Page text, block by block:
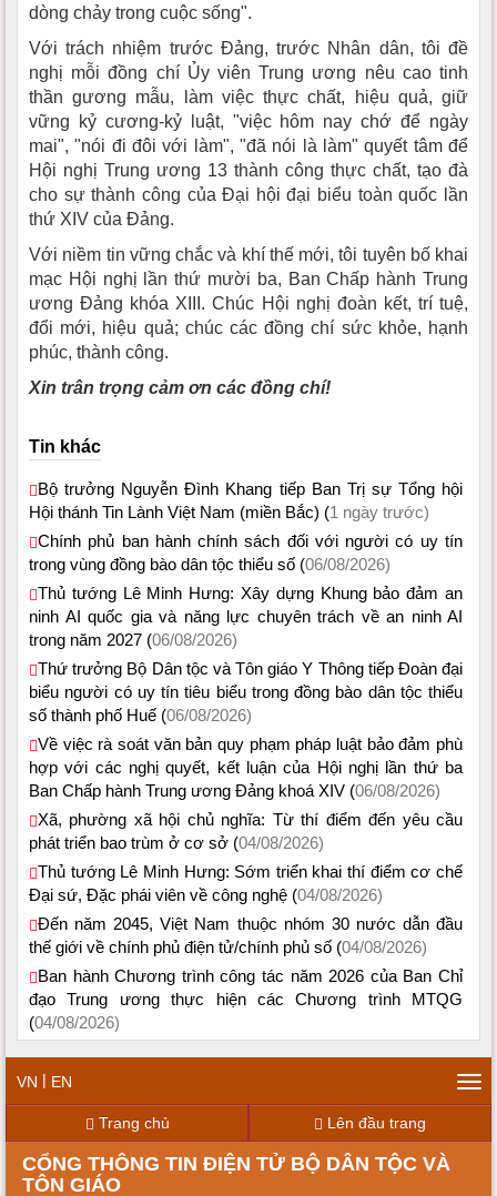
dòng chảy trong cuộc sống".
Với trách nhiệm trước Đảng, trước Nhân dân, tôi đề
nghị mỗi đồng chí Ủy viên Trung ương nêu cao tinh
thần gương mẫu, làm việc thực chất, hiệu quả, giữ
vững kỷ cương-kỷ luật, "việc hôm nay chớ để ngày
mai", "nói đi đôi với làm", "đã nói là làm" quyết tâm để
Hội nghị Trung ương 13 thành công thực chất, tạo đà
cho sự thành công của Đại hội đại biểu toàn quốc lần
thứ XIV của Đảng.
Với niềm tin vững chắc và khí thế mới, tôi tuyên bố khai
mạc Hội nghị lần thứ mười ba, Ban Chấp hành Trung
ương Đảng khóa XIII. Chúc Hội nghị đoàn kết, trí tuệ,
đổi mới, hiệu quả; chúc các đồng chí sức khỏe, hạnh
phúc, thành công.
Xin trân trọng cảm ơn các đồng chí!
Tin khác
Bộ trưởng Nguyễn Đình Khang tiếp Ban Trị sự Tổng hội
Hội thánh Tin Lành Việt Nam (miền Bắc) (1 ngày trước)
Chính phủ ban hành chính sách đối với người có uy tín
trong vùng đồng bào dân tộc thiểu số (06/08/2026)
Thủ tướng Lê Minh Hưng: Xây dựng Khung bảo đảm an
ninh AI quốc gia và năng lực chuyên trách về an ninh AI
trong năm 2027 (06/08/2026)
Thứ trưởng Bộ Dân tộc và Tôn giáo Y Thông tiếp Đoàn đại
biểu người có uy tín tiêu biểu trong đồng bào dân tộc thiểu
số thành phố Huế (06/08/2026)
Về việc rà soát văn bản quy phạm pháp luật bảo đảm phù
hợp với các nghị quyết, kết luận của Hội nghị lần thứ ba
Ban Chấp hành Trung ương Đảng khoá XIV (06/08/2026)
Xã, phường xã hội chủ nghĩa: Từ thí điểm đến yêu cầu
phát triển bao trùm ở cơ sở (04/08/2026)
Thủ tướng Lê Minh Hưng: Sớm triển khai thí điểm cơ chế
Đại sứ, Đặc phái viên về công nghệ (04/08/2026)
Đến năm 2045, Việt Nam thuộc nhóm 30 nước dẫn đầu
thế giới về chính phủ điện tử/chính phủ số (04/08/2026)
Ban hành Chương trình công tác năm 2026 của Ban Chỉ
đạo Trung ương thực hiện các Chương trình MTQG
(04/08/2026)
VN | EN
Trang chủ
Lên đầu trang
CỔNG THÔNG TIN ĐIỆN TỬ BỘ DÂN TỘC VÀ
TÔN GIÁO